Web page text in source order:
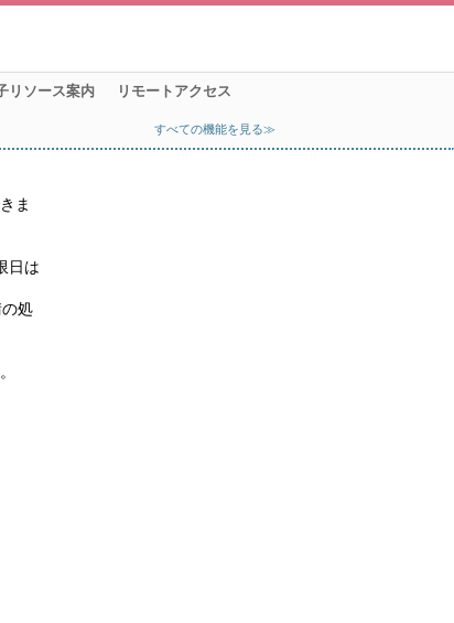
リソース案内 リモートアクセス
すべての機能を見る≫
ま
日は
処